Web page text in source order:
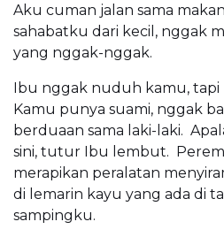
Aku cuman jalan sama
sahabatku dari kecil, nggak
yang nggak-nggak.
Ibu nggak nuduh kamu, tapi
Kamu punya suami, nggak
berduaan sama laki-laki.
sini, tutur Ibu lembut.
merapikan peralatan
di lemarin kayu yang ada di
sampingku.